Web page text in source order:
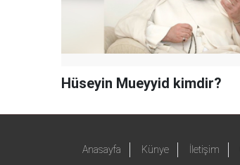
Hüseyin Mueyyid kimdir?
Anasayfa Künye İletişim